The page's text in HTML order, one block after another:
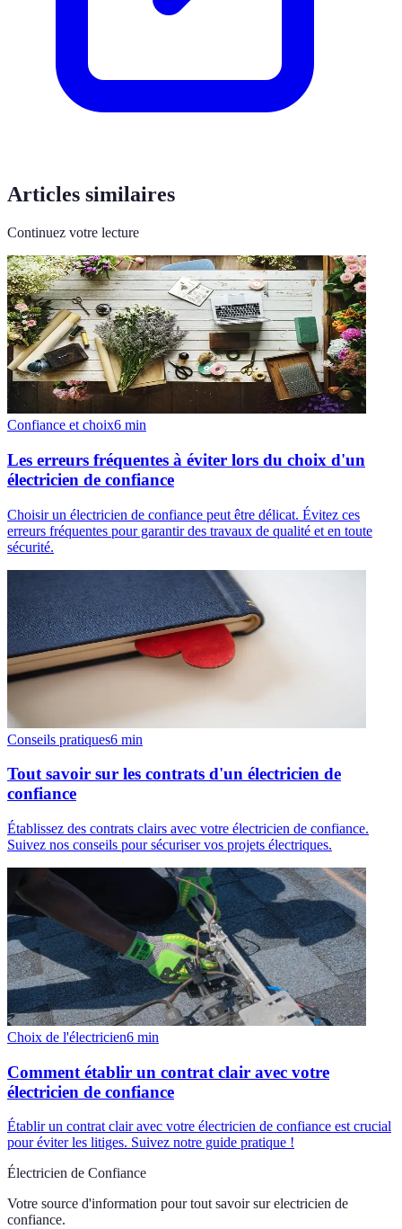
Articles similaires
Continuez votre lecture
Confiance et choix6 min
Les erreurs fréquentes à éviter lors du choix d'un
électricien de confiance
Choisir un électricien de confiance peut être délicat. Évitez ces
erreurs fréquentes pour garantir des travaux de qualité et en toute
sécurité.
Conseils pratiques6 min
Tout savoir sur les contrats d'un électricien de
confiance
Établissez des contrats clairs avec votre électricien de confiance.
Suivez nos conseils pour sécuriser vos projets électriques.
Choix de l'électricien6 min
Comment établir un contrat clair avec votre
électricien de confiance
Établir un contrat clair avec votre électricien de confiance est crucial
pour éviter les litiges. Suivez notre guide pratique !
Électricien de Confiance
Votre source d'information pour tout savoir sur electricien de
confiance.